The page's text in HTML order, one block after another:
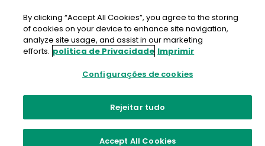
conteúdo
Resource
By clicking “Accept All Cookies”, you agree to the storing
of cookies on your device to enhance site navigation,
analyze site usage, and assist in our marketing
efforts. política de Privacidade Imprimir
Configurações de cookies
Rejeitar tudo
Accept All Cookies